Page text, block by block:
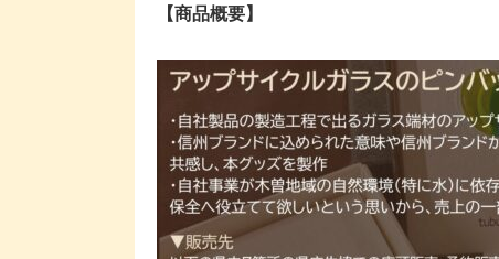
【商品概要】